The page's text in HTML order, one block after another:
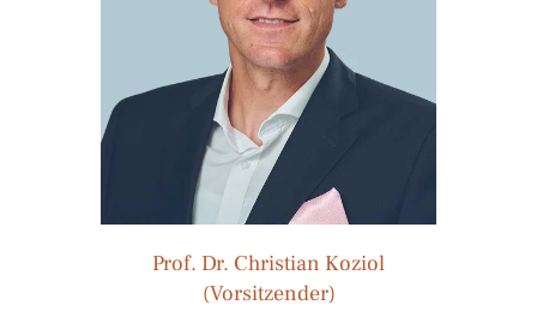
Prof. Dr. Christian Koziol
(Vorsitzender)